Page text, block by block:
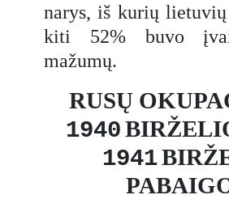
narys, iš kurių
kiti 52% buvo
mažumų.
RUSŲ
1940
1941